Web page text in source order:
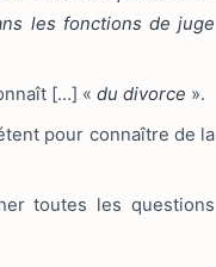
les fonctions de juge
[…] «du divorce ».
pour connaître de la
toutes les questions